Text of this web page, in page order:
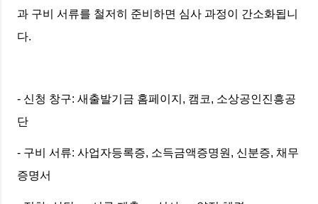
과 구비 서류를 철저히 준비하면 심사 과정이 간소화됩니
다.
- 신청 창구: 새출발기금 홈페이지, 캠코, 소상공인진흥공
단
- 구비 서류: 사업자등록증, 소득금액증명원, 신분증, 채무
증명서